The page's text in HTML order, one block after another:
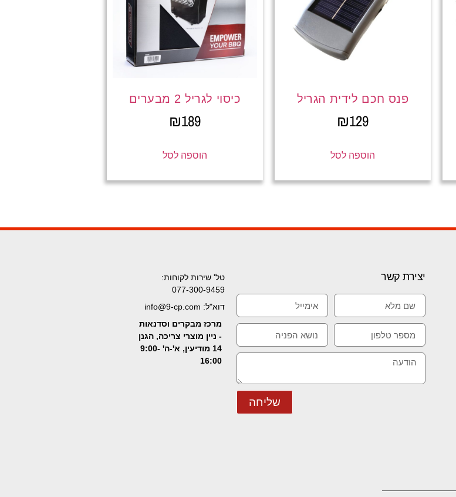
פנס חכם לידית הגריל
₪129
הוספה לסל
כיסוי לגריל 2 מבערים
₪189
הוספה לסל
יצירת קשר
שליחה
טל' שירות לקוחות:
077-300-9459
דוא"ל: info@9-cp.com
מרכז מבקרים וסדנאות
- ניין מוצרי צריכה, הגנן
14 מודיעין, א'-ה' 9:00-
16:00